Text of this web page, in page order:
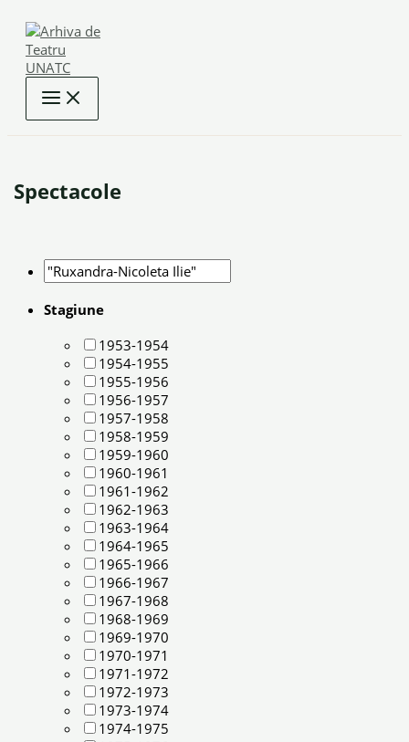
content
Spectacole
Stagiune
1953-1954
1954-1955
1955-1956
1956-1957
1957-1958
1958-1959
1959-1960
1960-1961
1961-1962
1962-1963
1963-1964
1964-1965
1965-1966
1966-1967
1967-1968
1968-1969
1969-1970
1970-1971
1971-1972
1972-1973
1973-1974
1974-1975